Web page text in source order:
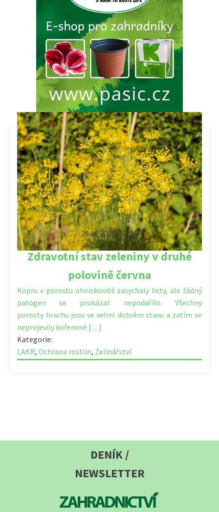
26.06.2025 | 14:56
Zdravotní stav zeleniny v druhé
polovině června
Kopru v porostu ohniskovitě zasychaly listy, ale žádný
patogen se prokázat nepodařilo. Všechny
porosty hrachu jsou ve velmi dobrém stavu a zatím se
neprojevily kořenové […]
Kategorie:
LAKR, Ochrana rostlin, Zelinářství
DENÍK /
NEWSLETTER